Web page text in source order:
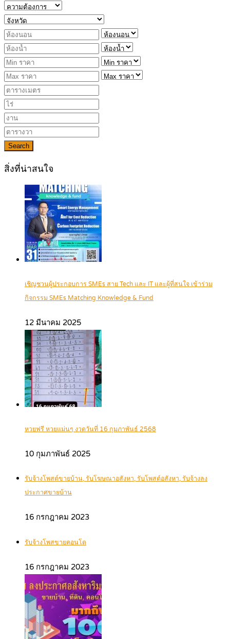
Search
สิ่งที่น่าสนใจ
เชิญชวนผู้ประกอบการ SMEs สาย Tech และ IT และผู้ที่สนใจ เข้าร่วม
กิจกรรม SMEs Matching Knowledge & Fund
12 มีนาคม 2025
หวยฟรี หวยแม่นๆ งวดวันที่ 16 กุมภาพันธ์ 2568
10 กุมภาพันธ์ 2025
รับจ้างโพสต์ขายบ้าน, รับโฆษณาอสังหา, รับโพสต์อสังหา, รับจ้างลง
ประกาศขายบ้าน
16 กรกฎาคม 2023
รับจ้างโพสขายคอนโด
16 กรกฎาคม 2023